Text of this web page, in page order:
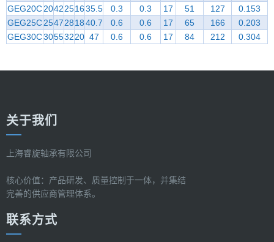
GEG20C2042251635.5 0.3 0.3 17 51 127
0.153
GEG25C2547281840.7 0.6 0.6 17 65 166
0.203
GEG30C30553220 47 0.6 0.6 17 84 212 0.304
关于我们
上海睿旋轴承有限公司
核心价值：产品研发、质量控制于一体，并集结
完善的供应商管理体系。
联系方式